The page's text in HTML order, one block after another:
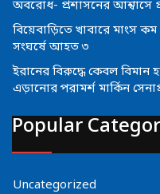
অবরোধ- প্রশাসনের আশ্বাসে
বিয়েবাড়িতে খাবারে মাংস
সংঘর্ষে আহত ৩
ইরানের বিরুদ্ধে কেবল বিমান
এড়ানোর পরামর্শ মার্কিন
Popular
Uncategorized